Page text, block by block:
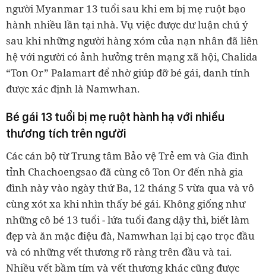
người Myanmar 13 tuổi sau khi em bị mẹ ruột bạo
hành nhiều lần tại nhà. Vụ việc được dư luận chú ý
sau khi những người hàng xóm của nạn nhân đã liên
hệ với người có ảnh hưởng trên mạng xã hội, Chalida
“Ton Or” Palamart để nhờ giúp đỡ bé gái, danh tính
được xác định là Namwhan.
Bé gái 13 tuổi bị mẹ ruột hành hạ với nhiều
thương tích trên người
Các cán bộ từ Trung tâm Bảo vệ Trẻ em và Gia đình
tỉnh Chachoengsao đã cùng cô Ton Or đến nhà gia
đình này vào ngày thứ Ba, 12 tháng 5 vừa qua và vô
cùng xót xa khi nhìn thấy bé gái. Không giống như
những cô bé 13 tuổi - lứa tuổi đang dậy thì, biết làm
đẹp và ăn mặc điệu đà, Namwhan lại bị cạo trọc đầu
và có những vết thương rõ ràng trên đầu và tai.
Nhiều vết bầm tím và vết thương khác cũng được